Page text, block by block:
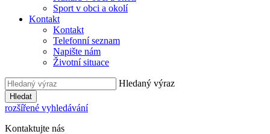
Sport v obci a okolí
Kontakt
Kontakt
Telefonní seznam
Napište nám
Životní situace
Hledaný výraz
Hledat
rozšířené vyhledávání
Kontaktujte nás